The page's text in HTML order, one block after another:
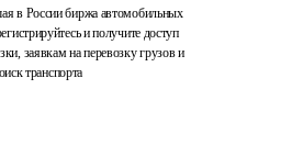
в России биржа автомобильных
и получите доступ
заявкам на перевозку грузов и
транспорта